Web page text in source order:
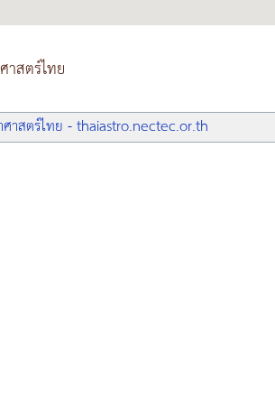
าสตร์ไทย
าสตร์ไทย - thaiastro.nectec.or.th